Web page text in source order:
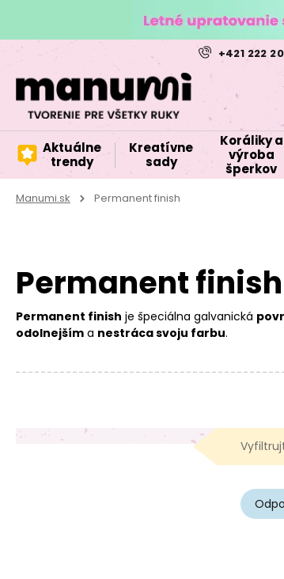
+421 222
Aktuálne
trendy
Kreatívne
sady
Koráliky a
výroba
šperkov
Manumi.sk Permanent finish
Permanent finish
Permanent finish je špeciálna galvanická
odolnejším a nestráca svoju farbu.